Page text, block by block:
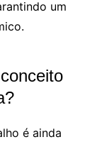
um
é ainda